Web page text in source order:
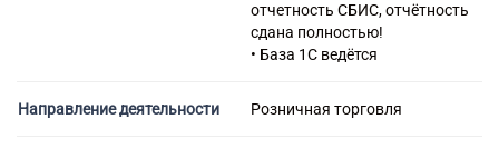
коммуникационной сети
Интернет
палаток, рынков
отчетность СБИС, отчётность
сдана полностью!
• База 1С ведётся
Направление деятельности Розничная торговля